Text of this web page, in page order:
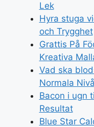
Lek
Hyra stuga
och Trygghet
Grattis På
Kreativa
Vad ska
Normala
Bacon i ugn
Resultat
Blue Star